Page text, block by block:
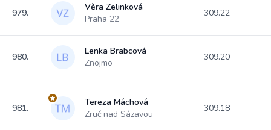
979.
Věra Zelinková
Praha 22
309.22
980.
Lenka Brabcová
Znojmo
309.20
981.
Tereza Máchová
Zruč nad Sázavou
309.18